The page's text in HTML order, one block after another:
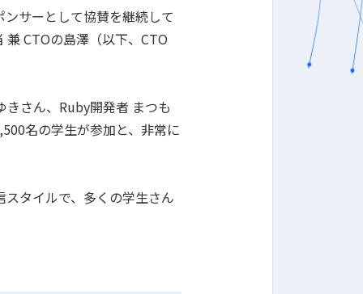
サーとして協賛を継続して
CTOの島澤（以下、CTO
さん、Ruby開発者 まつも
名の学生が参加と、非常に
タイルで、多くの学生さん